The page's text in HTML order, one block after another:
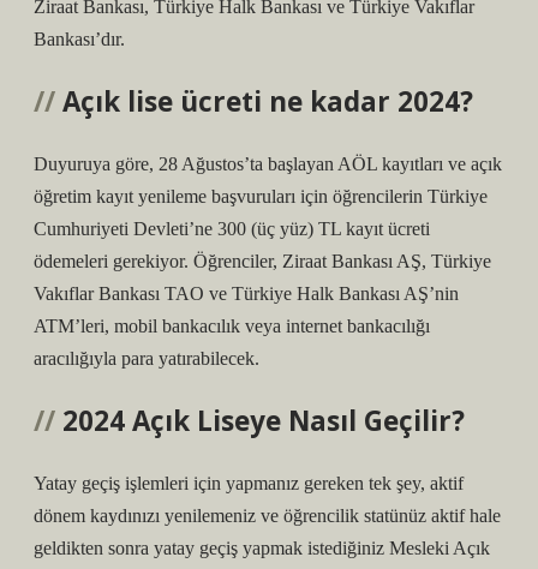
Ziraat Bankası, Türkiye Halk Bankası ve Türkiye Vakıflar
Bankası’dır.
Açık lise ücreti ne kadar 2024?
Duyuruya göre, 28 Ağustos’ta başlayan AÖL kayıtları ve açık
öğretim kayıt yenileme başvuruları için öğrencilerin Türkiye
Cumhuriyeti Devleti’ne 300 (üç yüz) TL kayıt ücreti
ödemeleri gerekiyor. Öğrenciler, Ziraat Bankası AŞ, Türkiye
Vakıflar Bankası TAO ve Türkiye Halk Bankası AŞ’nin
ATM’leri, mobil bankacılık veya internet bankacılığı
aracılığıyla para yatırabilecek.
2024 Açık Liseye Nasıl Geçilir?
Yatay geçiş işlemleri için yapmanız gereken tek şey, aktif
dönem kaydınızı yenilemeniz ve öğrencilik statünüz aktif hale
geldikten sonra yatay geçiş yapmak istediğiniz Mesleki Açık